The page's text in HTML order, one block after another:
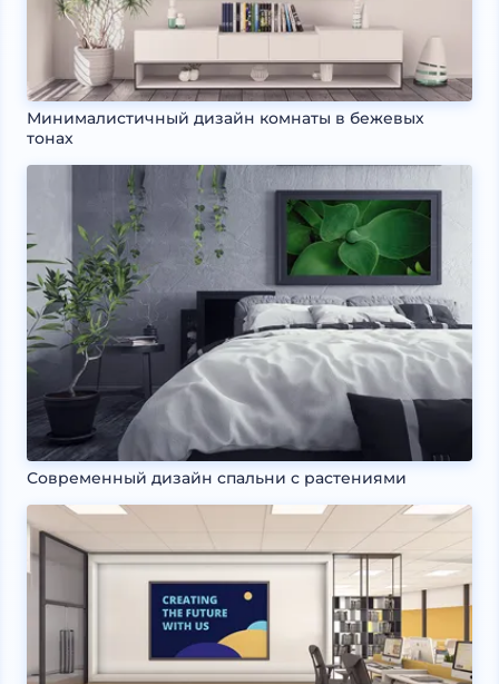
Минималистичный дизайн комнаты в бежевых
тонах
Современный дизайн спальни с растениями